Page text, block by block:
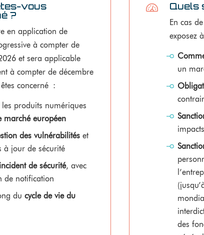
vous
?
en application de
à compter de
et sera applicable
à compter de décembre
concerné :
les produits numériques
marché européen
des vulnérabilités et
à jour de sécurité
incident de sécurité, avec
de notification
ducycle de vie du
Quels
En cas
exposez
un
des